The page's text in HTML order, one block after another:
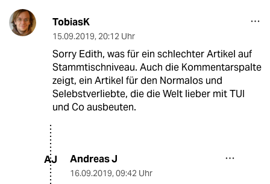
TobiasK
15.09.2019, 20:12 Uhr
Sorry Edith, was für ein schlechter Artikel auf
Stammtischniveau. Auch die Kommentarspalte
zeigt, ein Artikel für den Normalos und
Selebstverliebte, die die Welt lieber mit TUI
und Co ausbeuten.
AJ Andreas J
16.09.2019, 09:42 Uhr